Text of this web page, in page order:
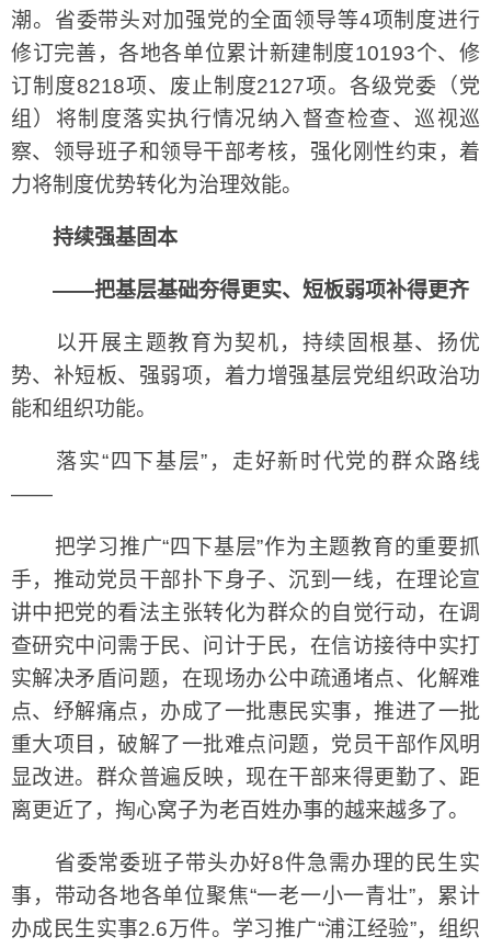
潮。省委带头对加强党的全面领导等4项制度进行
修订完善，各地各单位累计新建制度10193个、修
订制度8218项、废止制度2127项。各级党委（党
组）将制度落实执行情况纳入督查检查、巡视巡
察、领导班子和领导干部考核，强化刚性约束，着
力将制度优势转化为治理效能。
持续强基固本
——把基层基础夯得更实、短板弱项补得更齐
以开展主题教育为契机，持续固根基、扬优
势、补短板、强弱项，着力增强基层党组织政治功
能和组织功能。
落实“四下基层”，走好新时代党的群众路线
——
把学习推广“四下基层”作为主题教育的重要抓
手，推动党员干部扑下身子、沉到一线，在理论宣
讲中把党的看法主张转化为群众的自觉行动，在调
查研究中问需于民、问计于民，在信访接待中实打
实解决矛盾问题，在现场办公中疏通堵点、化解难
点、纾解痛点，办成了一批惠民实事，推进了一批
重大项目，破解了一批难点问题，党员干部作风明
显改进。群众普遍反映，现在干部来得更勤了、距
离更近了，掏心窝子为老百姓办事的越来越多了。
省委常委班子带头办好8件急需办理的民生实
事，带动各地各单位聚焦“一老一小一青壮”，累计
办成民生实事2.6万件。学习推广“浦江经验”，组织